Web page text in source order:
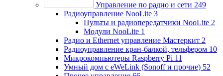
Управление по радио и сети 249
Радиоуправление NooLite 3
Пульты и радиопередатчики NooLite 2
Модули NooLite 1
Радио и Ethernet управление Мастеркит 2
Радиоуправление кран-балкой, тельфером 10
Микрокомпьютеры Raspberry Pi 11
Умный дом c eWeLink (Sonoff и прочие) 52